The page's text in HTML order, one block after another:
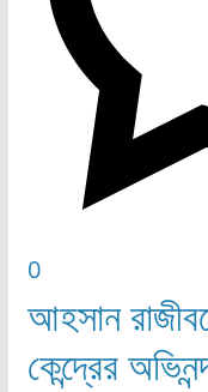
0
আহসান
কেন্দ্রের